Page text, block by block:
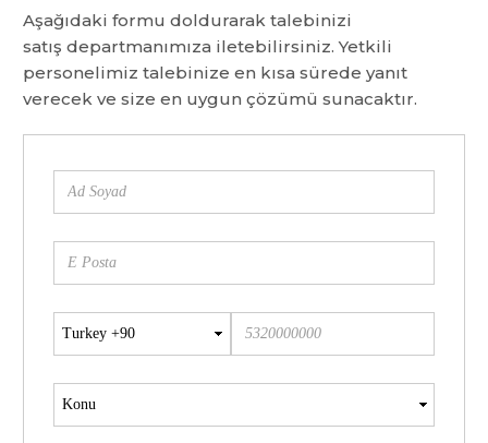
Aşağıdaki formu doldurarak talebinizi
satış departmanımıza iletebilirsiniz. Yetkili
personelimiz talebinize en kısa sürede yanıt
verecek ve size en uygun çözümü sunacaktır.